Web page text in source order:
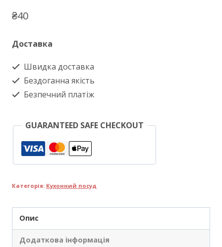
₴40
Доставка
Швидка доставка
Бездоганна якість
Безпечний платіж
GUARANTEED SAFE CHECKOUT
Категорія: Кухонний посуд
Опис
Додаткова інформація